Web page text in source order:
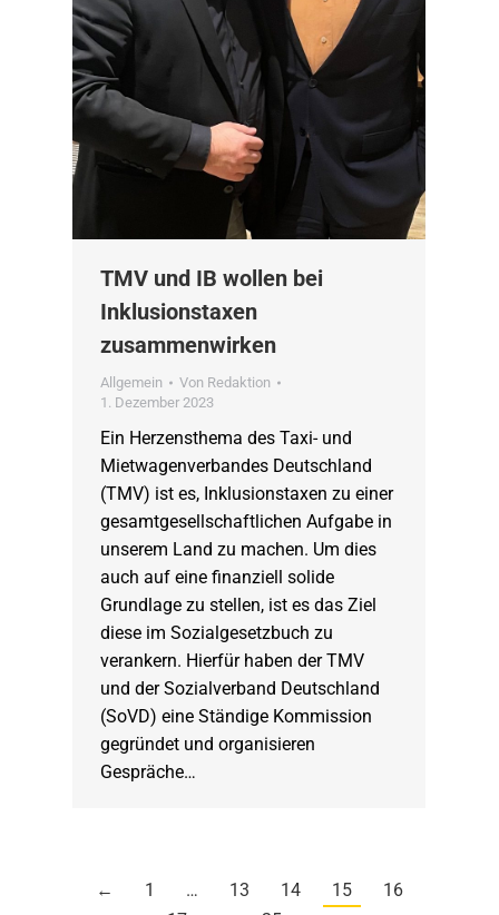
TMV und IB wollen bei
Inklusionstaxen
zusammenwirken
Allgemein Von Redaktion
1. Dezember 2023
Ein Herzensthema des Taxi- und
Mietwagenverbandes Deutschland
(TMV) ist es, Inklusionstaxen zu einer
gesamtgesellschaftlichen Aufgabe in
unserem Land zu machen. Um dies
auch auf eine finanziell solide
Grundlage zu stellen, ist es das Ziel
diese im Sozialgesetzbuch zu
verankern. Hierfür haben der TMV
und der Sozialverband Deutschland
(SoVD) eine Ständige Kommission
gegründet und organisieren
Gespräche…
← 1 … 13 14 15
16